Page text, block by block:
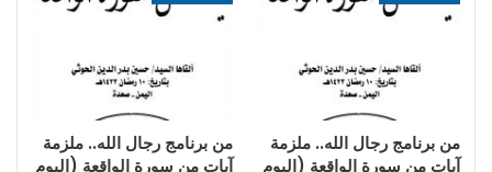
من برنامج رجال الله.. ملزمة
آيات من سورة الواقعة (اليوم
من برنامج رجال الله.. ملزمة
آيات من سورة الواقعة (اليوم